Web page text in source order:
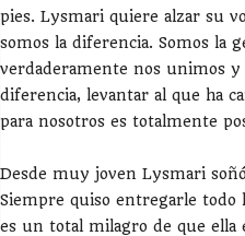
pies. Lysmari quiere alzar su
somos la diferencia. Somos la
verdaderamente nos unimos y
diferencia, levantar al que ha
para nosotros es totalmente
Desde muy joven Lysmari
Siempre quiso entregarle todo
es un total milagro de que ella